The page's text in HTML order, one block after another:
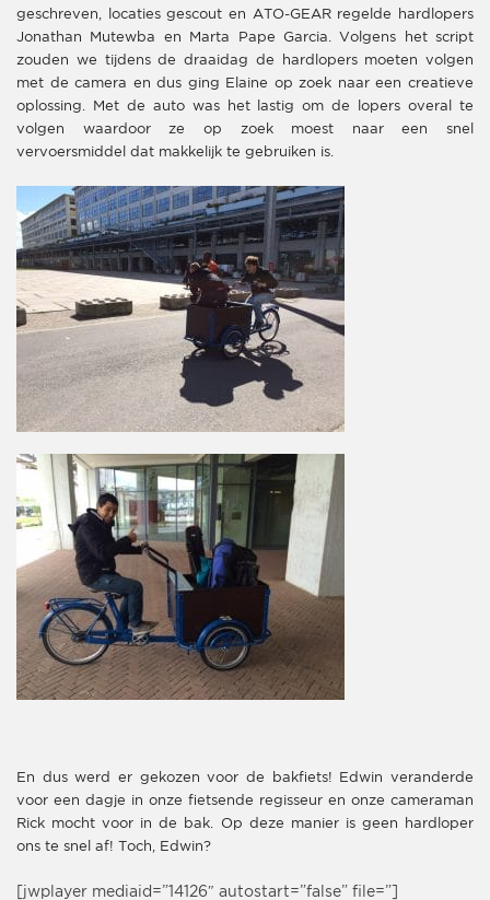
geschreven, locaties gescout en ATO-GEAR regelde hardlopers
Jonathan Mutewba en Marta Pape Garcia. Volgens het script
zouden we tijdens de draaidag de hardlopers moeten volgen
met de camera en dus ging Elaine op zoek naar een creatieve
oplossing. Met de auto was het lastig om de lopers overal te
volgen waardoor ze op zoek moest naar een snel
vervoersmiddel dat makkelijk te gebruiken is.
En dus werd er gekozen voor de bakfiets! Edwin veranderde
voor een dagje in onze fietsende regisseur en onze cameraman
Rick mocht voor in de bak. Op deze manier is geen hardloper
ons te snel af! Toch, Edwin?
[jwplayer mediaid=”14126″ autostart=”false” file=”]